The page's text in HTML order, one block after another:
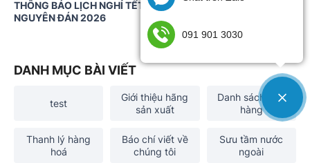
THÔNG BÁO LỊCH NGHỈ TẾT
NGUYÊN ĐÁN 2026
Thông báo thời gian nhận
Đán 2026
DANH MỤC BÀI VIẾT
test
Giới thiệu hãng
sản xuất
Danh sách cửa
hàng
Thanh lý hàng
hoá
Báo chí viết về
chúng tôi
Sưu tầm nước
ngoài
091 901 3030